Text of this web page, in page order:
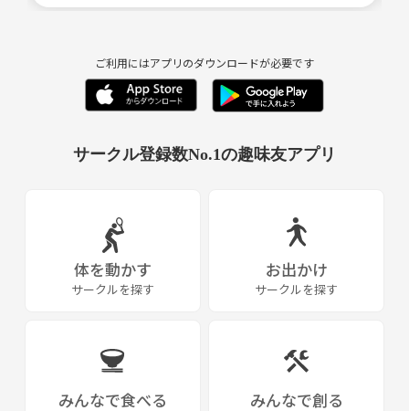
ご利用にはアプリのダウンロードが必要です
サークル登録数No.1の趣味友アプリ
体を動かす
サークルを探す
お出かけ
サークルを探す
みんなで食べる みんなで創る